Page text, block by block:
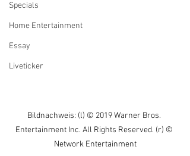
Specials
Home Entertainment
Essay
Liveticker
Bildnachweis: (l) © 2019 Warner Bros.
Entertainment Inc. All Rights Reserved. (r) ©
Network Entertainment